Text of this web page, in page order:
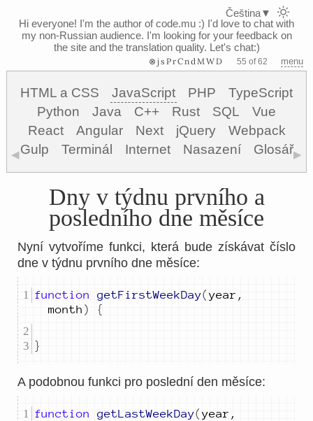
Hi everyone! I'm the author of code.mu :) I'd love to chat with
my non-Russian audience. I'm looking for your feedback on
the site and the translation quality. Let's chat:)
⊗jsPrCndMWD 55 of 62 menu
HTML a CSS JavaScript PHP
TypeScript
Python
Java C++ Rust SQL
Vue
React
Angular Next jQuery
Webpack
Gulp
Terminál Internet Nasazení Glosář
◀ ▶
Dny v týdnu prvního a
posledního dne měsíce
Nyní vytvoříme funkci, která bude získávat číslo
dne v týdnu prvního dne měsíce:
function getFirstWeekDay( year ,
month ) {
}
A podobnou funkci pro poslední den měsíce:
function getLastWeekDay( year ,
Čeština▼